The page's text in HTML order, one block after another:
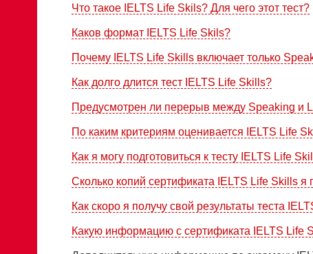
Что такое IELTS Life Skils? Для чего этот тест?
Каков формат IELTS Life Skils?
Почему IELTS Life Skills включает только
Как долго длится тест IELTS Life Skills?
Предусмотрен ли перерыв между Speaking и
По каким критериям оценивается IELTS Life
Как я могу подготовиться к тесту IELTS Life
Сколько копий сертификата IELTS Life Skills я
Как скоро я получу свой результаты теста
Какую информацию с сертификата IELTS Life